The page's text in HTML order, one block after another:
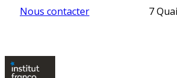
Nous contacter 7